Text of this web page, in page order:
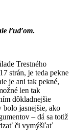
ľuďom.
Trestného
strán, je teda pekne
je ani tak pekné,
len tak
dôkladnejšie
jasnejšie, ako
– dá sa totiž
či vymýšľať